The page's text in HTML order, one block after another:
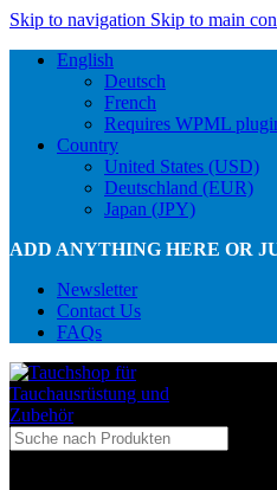
Skip to navigation Skip to main
English
Deutsch
French
Requires WPML
Country
United States (USD)
Deutschland (EUR)
Japan (JPY)
ADD ANYTHING HERE OR
Newsletter
Contact Us
FAQs